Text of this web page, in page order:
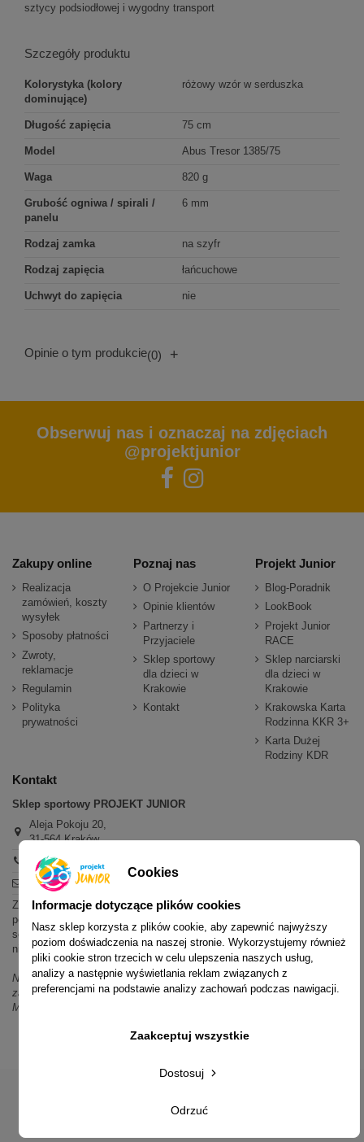
sztycy podsiodłowej i wygodny transport
Szczegóły produktu
Kolorystyka (kolory
dominujące)
różowy wzór w serduszka
Długość zapięcia 75 cm
Model Abus Tresor 1385/75
Waga 820 g
Grubość ogniwa / spirali /
panelu
6 mm
Rodzaj zamka na szyfr
Rodzaj zapięcia łańcuchowe
Uchwyt do zapięcia nie
Opinie o tym produkcie(0) +
Obserwuj nas i oznaczaj na zdjęciach
@projektjunior
Zakupy online
Realizacja
zamówień, koszty
wysyłek
Sposoby płatności
Zwroty,
reklamacje
Regulamin
Polityka
prywatności
Poznaj nas
O Projekcie Junior
Opinie klientów
Partnerzy i
Przyjaciele
Sklep sportowy
dla dzieci w
Krakowie
Kontakt
Projekt Junior
Blog-Poradnik
LookBook
Projekt Junior
RACE
Sklep narciarski
dla dzieci w
Krakowie
Krakowska Karta
Rodzinna KKR 3+
Karta Dużej
Rodziny KDR
Kontakt
Sklep sportowy PROJEKT JUNIOR
Aleja Pokoju 20,
31-564 Kraków
+48 600 779 897
sklep@projektjunior.pl
Zapraszamy do sklepu stacjonarnego:
poniedziałek - piątek: 11.00-19.00
sobota: 10.00-14.00
niedziela (każda): nieczynne
Nie odpowiadamy na wiadomości SMS. W sprawach dotyczących
zamówień i oferty prosimy o kontakt mailowy, telefoniczny lub przez
Messenger.
Cookies
Informacje dotyczące plików cookies
Nasz sklep korzysta z plików cookie, aby zapewnić najwyższy
poziom doświadczenia na naszej stronie. Wykorzystujemy również
pliki cookie stron trzecich w celu ulepszenia naszych usług,
analizy a następnie wyświetlania reklam związanych z
preferencjami na podstawie analizy zachowań podczas nawigacji.
Odrzuć
Dostosuj
Zaakceptuj wszystkie
© 2014-2023 Projekt Junior Aleja Pokoju 20, 31-564 Kraków